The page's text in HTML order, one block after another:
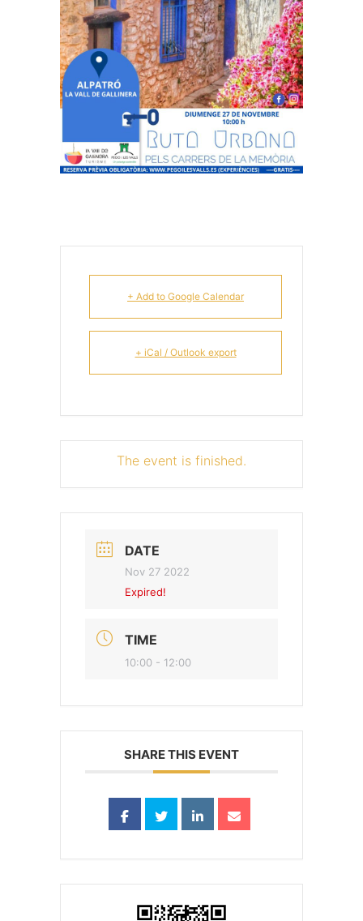
+ Add to Google Calendar
+ iCal / Outlook export
The event is finished.
DATE
Nov 27 2022
Expired!
TIME
10:00 - 12:00
SHARE THIS EVENT